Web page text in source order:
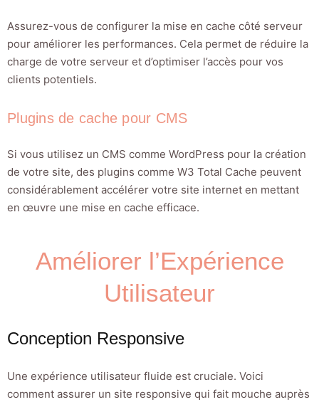
Assurez-vous de configurer la mise en cache côté serveur
pour améliorer les performances. Cela permet de réduire la
charge de votre serveur et d’optimiser l’accès pour vos
clients potentiels.
Plugins de cache pour CMS
Si vous utilisez un CMS comme WordPress pour la création
de votre site, des plugins comme W3 Total Cache peuvent
considérablement accélérer votre site internet en mettant
en œuvre une mise en cache efficace.
Améliorer l’Expérience
Utilisateur
Conception Responsive
Une expérience utilisateur fluide est cruciale. Voici
comment assurer un site responsive qui fait mouche auprès